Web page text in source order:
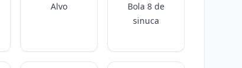
Alvo
Bola 8 de
sinuca